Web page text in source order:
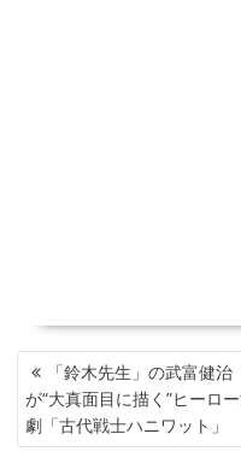
投
稿
ナ
ビ
「鈴木先生」の武富健治
が“大真面目に描く”ヒーロ
劇「古代戦士ハニワット」